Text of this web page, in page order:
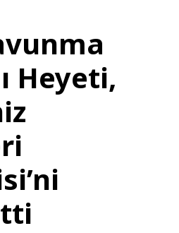
Heyeti,